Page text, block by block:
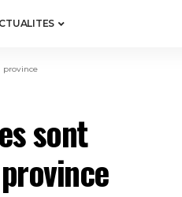
province
sont